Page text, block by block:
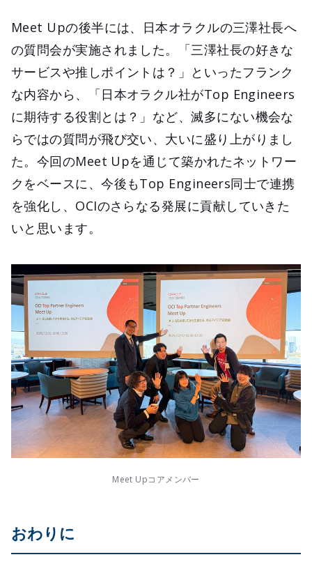
Meet Upの後半には、日本オラクルの三澤社長へ
の質問会が実施されました。「三澤社長の好きな
サービスや推しポイントは？」といったフランク
な内容から、「日本オラクル社がTop Engineers
に期待する役割とは？」など、滅多にない機会な
らではの質問が飛び交い、大いに盛り上がりまし
た。今回のMeet Upを通じて築かれたネットワー
クをベースに、今後もTop Engineers同士で連携
を強化し、OCIのさらなる発展に貢献していきた
いと思います。
Meet Upコアメンバー
おわりに